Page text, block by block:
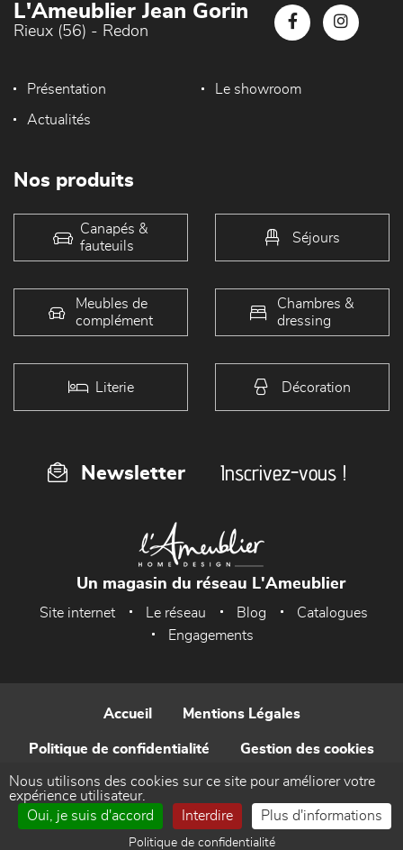
L'Ameublier Jean Gorin
Rieux (56) - Redon
Présentation Le showroom
Actualités
Nos produits
Canapés &
fauteuils
Séjours
Meubles de
complément
Chambres &
dressing
Literie Décoration
Newsletter Inscrivez-vous !
Un magasin du réseau L'Ameublier
Site internet Le réseau Blog
Catalogues
Engagements
Accueil Mentions Légales
Politique de confidentialité Gestion des cookies
Contact
Réalisé par WEB Enseignes
Nous utilisons des cookies sur ce site pour améliorer votre
expérience utilisateur.
Oui, je suis d'accord
Interdire Plus d'informations
Politique de confidentialité